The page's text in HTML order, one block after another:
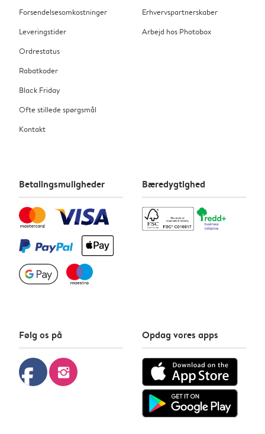
Forsendelsesomkostninger
Leveringstider
Ordrestatus
Rabatkoder
Black Friday
Ofte stillede spørgsmål
Kontakt
Erhvervspartnerskaber
Arbejd hos Photobox
Betalingsmuligheder Bæredygtighed
Følg os på
facebook instagram
Opdag vores apps